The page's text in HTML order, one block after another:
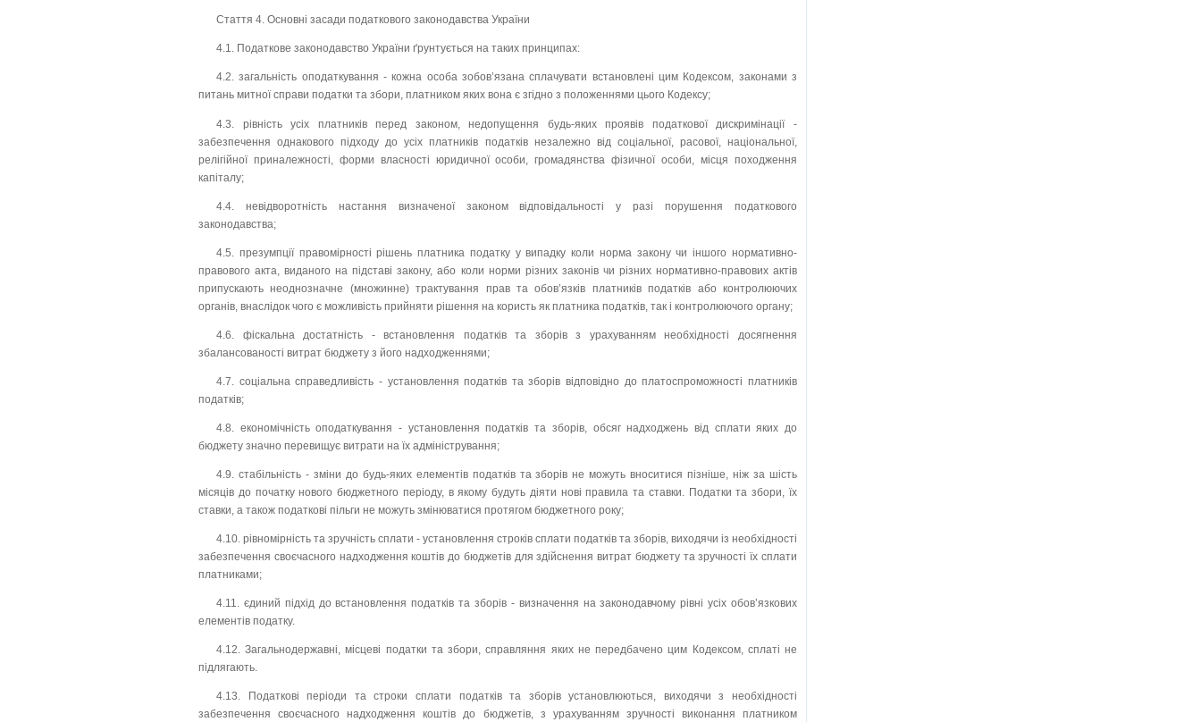
Стаття 4. Основні засади податкового законодавства України
4.1. Податкове законодавство України ґрунтується на таких принципах:
4.2. загальність оподаткування - кожна особа зобов’язана сплачувати встановлені цим Кодексом, законами з
питань митної справи податки та збори, платником яких вона є згідно з положеннями цього Кодексу;
4.3. рівність усіх платників перед законом, недопущення будь-яких проявів податкової дискримінації -
забезпечення однакового підходу до усіх платників податків незалежно від соціальної, расової, національної,
релігійної приналежності, форми власності юридичної особи, громадянства фізичної особи, місця походження
капіталу;
4.4. невідворотність настання визначеної законом відповідальності у разі порушення податкового
законодавства;
4.5. презумпції правомірності рішень платника податку у випадку коли норма закону чи іншого нормативно-
правового акта, виданого на підставі закону, або коли норми різних законів чи різних нормативно-правових актів
припускають неоднозначне (множинне) трактування прав та обов’язків платників податків або контролюючих
органів, внаслідок чого є можливість прийняти рішення на користь як платника податків, так і контролюючого органу;
4.6. фіскальна достатність - встановлення податків та зборів з урахуванням необхідності досягнення
збалансованості витрат бюджету з його надходженнями;
4.7. соціальна справедливість - установлення податків та зборів відповідно до платоспроможності платників
податків;
4.8. економічність оподаткування - установлення податків та зборів, обсяг надходжень від сплати яких до
бюджету значно перевищує витрати на їх адміністрування;
4.9. стабільність - зміни до будь-яких елементів податків та зборів не можуть вноситися пізніше, ніж за шість
місяців до початку нового бюджетного періоду, в якому будуть діяти нові правила та ставки. Податки та збори, їх
ставки, а також податкові пільги не можуть змінюватися протягом бюджетного року;
4.10. рівномірність та зручність сплати - установлення строків сплати податків та зборів, виходячи із необхідності
забезпечення своєчасного надходження коштів до бюджетів для здійснення витрат бюджету та зручності їх сплати
платниками;
4.11. єдиний підхід до встановлення податків та зборів - визначення на законодавчому рівні усіх обов’язкових
елементів податку.
4.12. Загальнодержавні, місцеві податки та збори, справляння яких не передбачено цим Кодексом, сплаті не
підлягають.
4.13. Податкові періоди та строки сплати податків та зборів установлюються, виходячи з необхідності
забезпечення своєчасного надходження коштів до бюджетів, з урахуванням зручності виконання платником